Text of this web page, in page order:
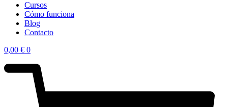
Cursos
Cómo funciona
Blog
Contacto
0,00 € 0